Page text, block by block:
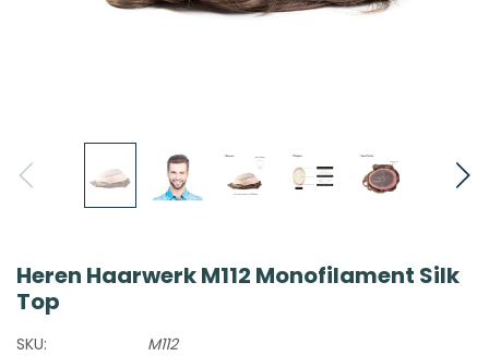
Heren Haarwerk M112 Monofilament Silk
Top
SKU:
M112